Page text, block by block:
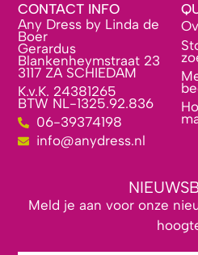
CONTACT INFO
Any Dress by Linda de
Boer
Gerardus
Blankenheymstraat 23
3117 ZA SCHIEDAM
K.v.K. 24381265
BTW NL-1325.92.836
06-39374198
info@anydress.nl
Meld je aan voor onze